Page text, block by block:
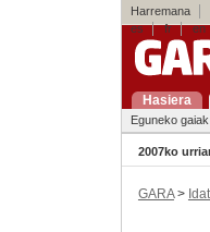
Harremana
es
fr en
Hasiera
Eguneko gaiak
2007ko
GARA>